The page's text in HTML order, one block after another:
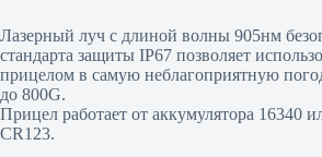
Лазерный луч с длиной волны 905нм
стандарта защиты IP67 позволяет
прицелом в самую неблагоприятную
до 800G.
Прицел работает от аккумулятора 16340
CR123.